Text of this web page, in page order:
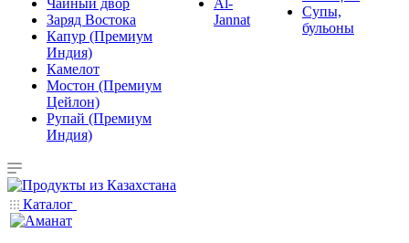
Чайный двор
Заряд Востока
Капур (Премиум
Индия)
Камелот
Мостон (Премиум
Цейлон)
Рупай (Премиум
Индия)
Al-
Jannat
Супы,
бульоны
Каталог